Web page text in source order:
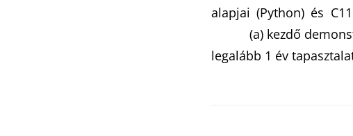
alapjai (Python) és
(a) kezdő
legalább 1 év